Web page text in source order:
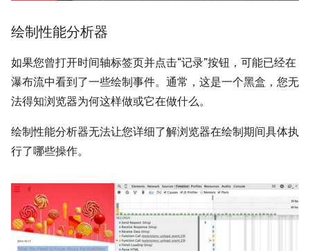
绘制性能分析器
如果您曾打开时间轴标签页并点击“记录”按钮，可能已经在
瀑布流中看到了一些绘制事件。通常，这是一个黑盒，您无
法得知浏览器为何这样做或它在做什么。
绘制性能分析器无法让您详细了解浏览器在绘制期间具体执
行了哪些操作。